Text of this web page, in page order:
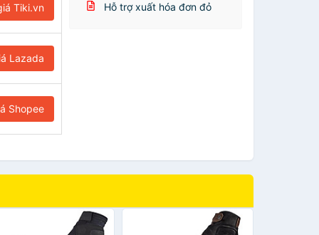
Tiki.vn
Lazada
Shopee
Hỗ trợ xuất hóa đơn đỏ